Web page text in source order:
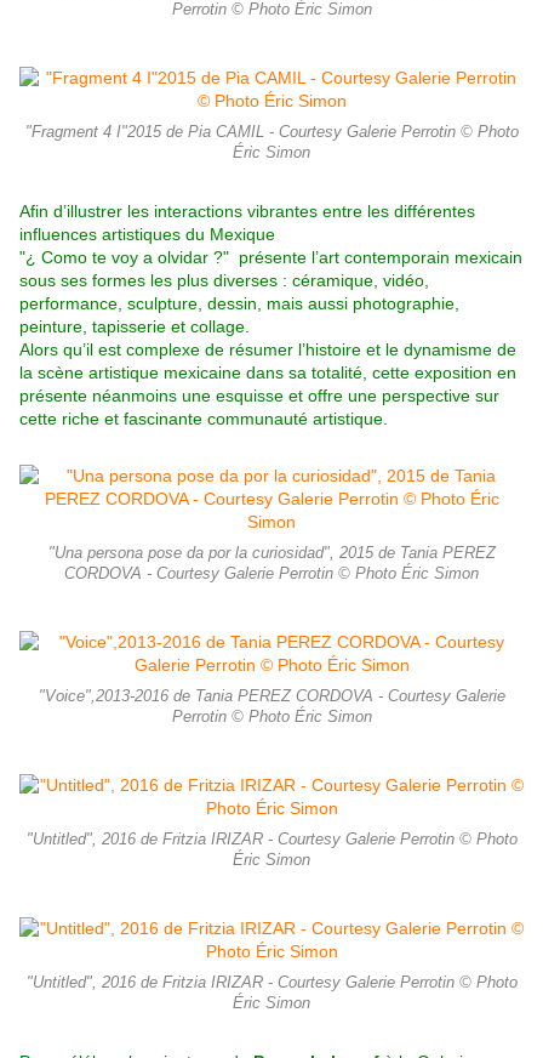
Perrotin © Photo Éric Simon
"Fragment 4 I"2015 de Pia CAMIL - Courtesy Galerie Perrotin © Photo
Éric Simon
Afin d’illustrer les interactions vibrantes entre les différentes
influences artistiques du Mexique
"¿ Como te voy a olvidar ?" présente l’art contemporain mexicain
sous ses formes les plus diverses : céramique, vidéo,
performance, sculpture, dessin, mais aussi photographie,
peinture, tapisserie et collage.
Alors qu’il est complexe de résumer l’histoire et le dynamisme de
la scène artistique mexicaine dans sa totalité, cette exposition en
présente néanmoins une esquisse et offre une perspective sur
cette riche et fascinante communauté artistique.
"Una persona pose da por la curiosidad", 2015 de Tania PEREZ
CORDOVA - Courtesy Galerie Perrotin © Photo Éric Simon
"Voice",2013-2016 de Tania PEREZ CORDOVA - Courtesy Galerie
Perrotin © Photo Éric Simon
"Untitled", 2016 de Fritzia IRIZAR - Courtesy Galerie Perrotin © Photo
Éric Simon
"Untitled", 2016 de Fritzia IRIZAR - Courtesy Galerie Perrotin © Photo
Éric Simon